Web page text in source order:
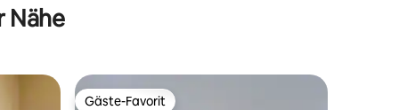
Nähe
Gäste-Favorit